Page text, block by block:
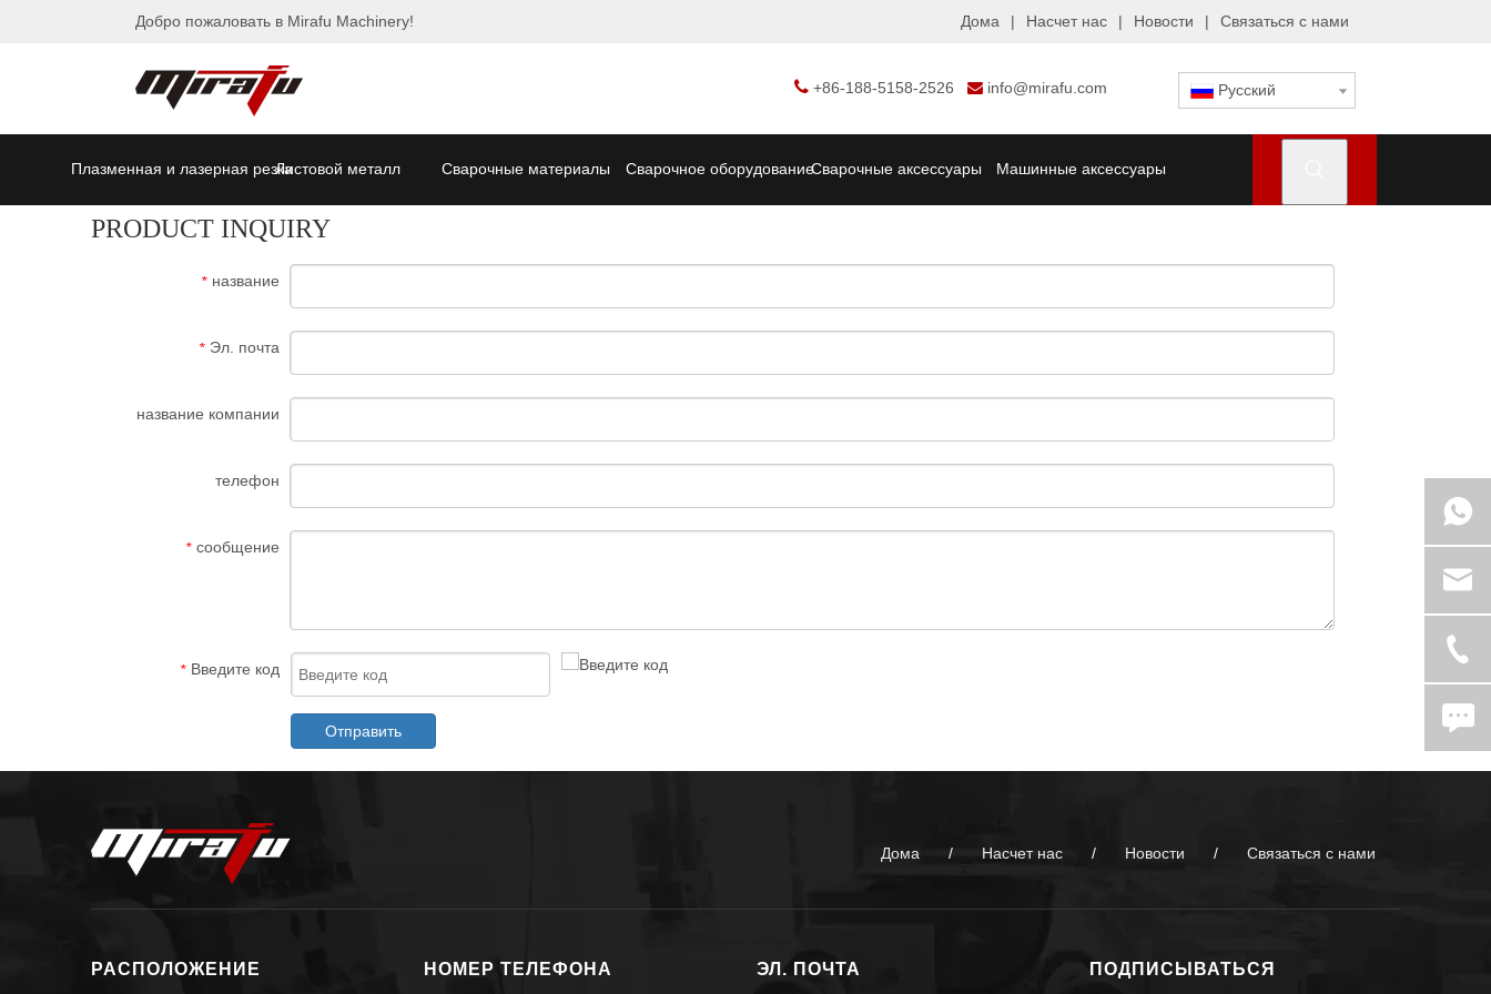
Добро пожаловать в Mirafu Machinery! Дома | Насчет нас | Новости | Связаться с нами
 +86-188-5158-2526  info@mirafu.com Pусский
Плазменная и лазерная резкаЛистовой металл Сварочные материалы Сварочное оборудованиеСварочные аксессуары Машинные аксессуары
PRODUCT INQUIRY
* название
* Эл. почта
название компании
телефон
* сообщение
* Введите код
Отправить
Дома / Насчет нас / Новости / Связаться с нами
РАСПОЛОЖЕНИЕ НОМЕР ТЕЛЕФОНА ЭЛ. ПОЧТА ПОДПИСЫВАТЬСЯ